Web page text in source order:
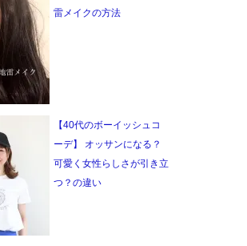
雷メイクの方法
【40代のボーイッシュコ
ーデ】 オッサンになる？
可愛く女性らしさが引き立
つ？の違い